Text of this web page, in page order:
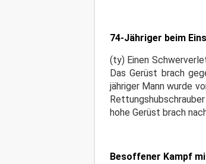
74-Jähriger beim
(ty) Einen
Das Gerüst brach
jähriger Mann wurde
hohe Gerüst brach
Besoffener Kampf